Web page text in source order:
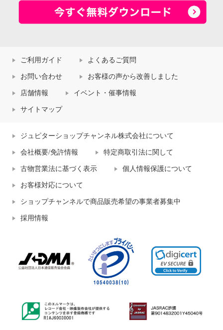
ご利用ガイド よくあるご質問
お問い合わせ お客様の声から改善しました
店舗情報 イベント・催事情報
サイトマップ
ジュピターショップチャンネル株式会社について
会社概要/免許情報 特定商取引法に関して
古物営業法に基づく表示 個人情報保護について
お客様対応について
ショップチャンネルで商品販売希望の事業者募集中
採用情報